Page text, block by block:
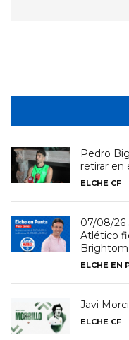
Pedro
retirar en
ELCHE CF
07/08/26
Atlético
ELCHE EN
Javi
ELCHE CF